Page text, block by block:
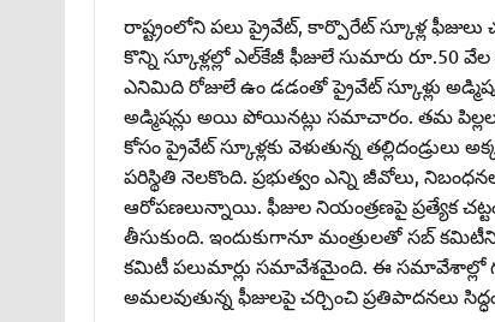
రాష్ట్రంలోని పలు ప్రైవేట్‌, కార్పొరేట్‌ స్కూళ్ల
కొన్ని స్కూళ్లల్లో ఎల్‌కేజీ ఫీజులే సుమారు రూ.50
ఎనిమిది రోజులే ఉం డడంతో ప్రైవేట్‌ స్కూళ్లు
అడ్మిషన్లు అయి పోయినట్లు సమాచారం. తమ
కోసం ప్రైవేట్‌ స్కూళ్లకు వెళుతున్న
పరిస్థితి నెలకొంది. ప్రభుత్వం ఎన్ని జీవోలు,
ఆరోపణలున్నాయి. ఫీజుల నియంత్రణపై ప్రత్యేక
తీసుకుంది. ఇందుకుగానూ మంత్రులతో సబ్‌
కమిటీ పలుమార్లు సమావేశమైంది. ఈ సమావేశాల్లో
అమలవుతున్న ఫీజులపై చర్చించి ప్రతిపాదనలు